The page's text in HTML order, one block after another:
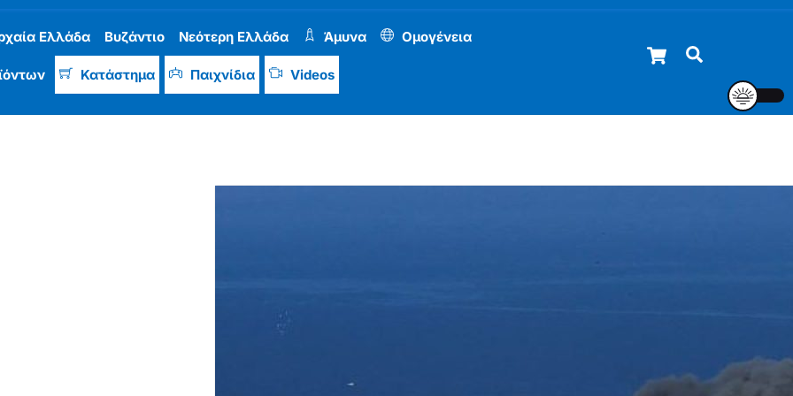
Cart
Ελλάδα Βυζάντιο Νεότερη Ελλάδα Άμυνα Ομογένεια
Κατάστημα Παιχνίδια Videos